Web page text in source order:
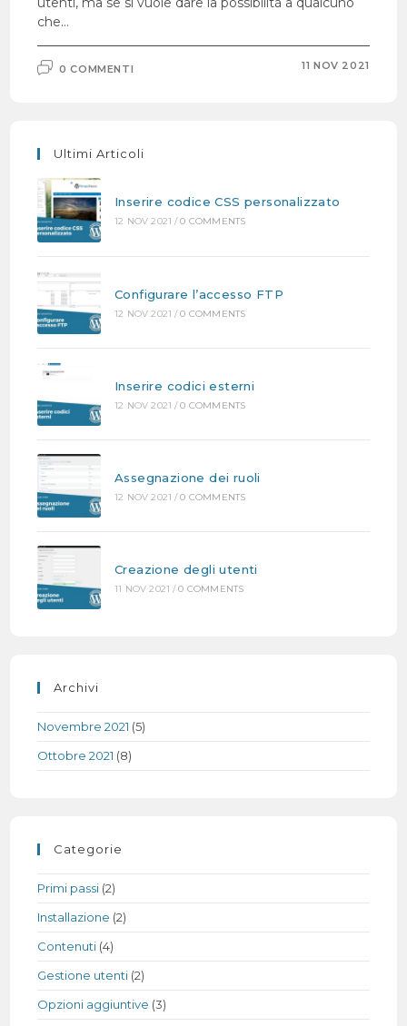
che…
0 COMMENTI 11 NOV 2021
Ultimi Articoli
Inserire codice CSS personalizzato
12 NOV 2021 / 0 COMMENTS
Configurare l’accesso FTP
12 NOV 2021 / 0 COMMENTS
Inserire codici esterni
12 NOV 2021 / 0 COMMENTS
Assegnazione dei ruoli
12 NOV 2021 / 0 COMMENTS
Creazione degli utenti
11 NOV 2021 / 0 COMMENTS
Archivi
Novembre 2021 (5)
Ottobre 2021 (8)
Categorie
Primi passi (2)
Installazione (2)
Contenuti (4)
Gestione utenti (2)
Opzioni aggiuntive (3)